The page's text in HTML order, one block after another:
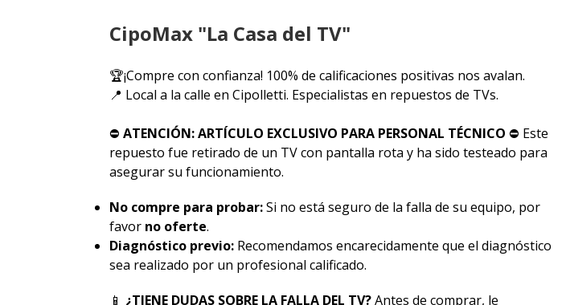
CipoMax "La Casa del TV"
🏆¡Compre con confianza! 100% de calificaciones positivas nos avalan.
📍 Local a la calle en Cipolletti. Especialistas en repuestos de TVs.
⛔ ATENCIÓN: ARTÍCULO EXCLUSIVO PARA PERSONAL TÉCNICO ⛔ Este
repuesto fue retirado de un TV con pantalla rota y ha sido testeado para
asegurar su funcionamiento.
No compre para probar:Si no está seguro de la falla de su equipo, por
favor no oferte.
Diagnóstico previo:Recomendamos encarecidamente que el diagnóstico
sea realizado por un profesional calificado.
📱 ¿TIENE DUDAS SOBRE LA FALLA DEL TV?Antes de comprar, le